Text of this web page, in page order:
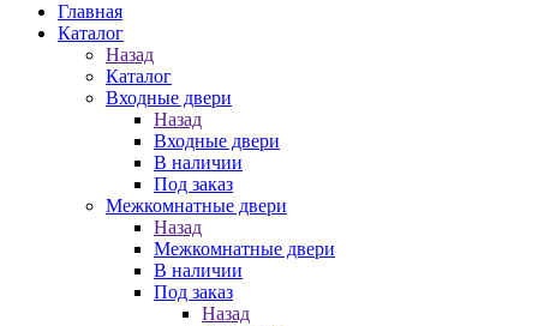
Главная
Каталог
Назад
Каталог
Входные двери
Назад
Входные двери
В наличии
Под заказ
Межкомнатные двери
Назад
Межкомнатные двери
В наличии
Под заказ
Назад